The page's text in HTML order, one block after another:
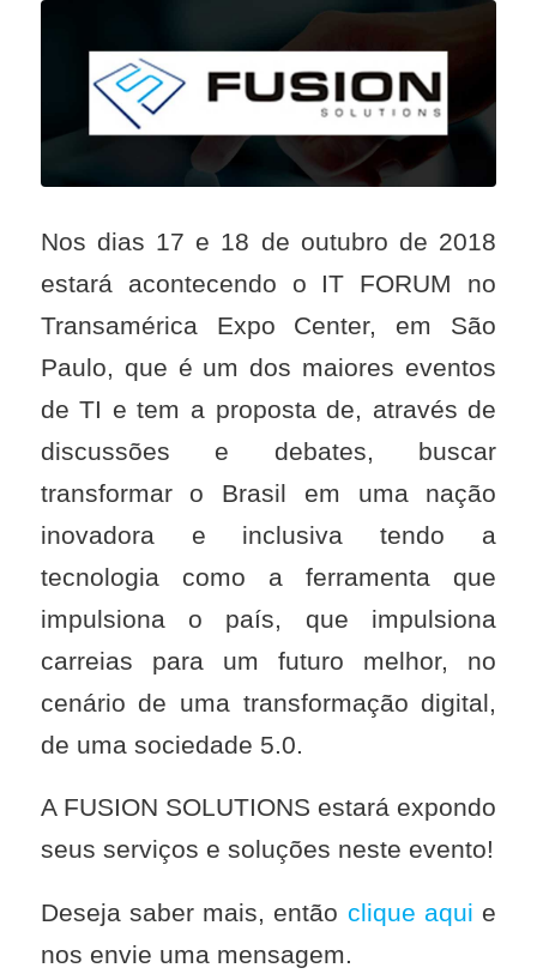
Nos dias 17 e 18 de outubro de 2018
estará acontecendo o IT FORUM no
Transamérica Expo Center, em São
Paulo, que é um dos maiores eventos
de TI e tem a proposta de, através de
discussões e debates, buscar
transformar o Brasil em uma nação
inovadora e inclusiva tendo a
tecnologia como a ferramenta que
impulsiona o país, que impulsiona
carreias para um futuro melhor, no
cenário de uma transformação digital,
de uma sociedade 5.0.
A FUSION SOLUTIONS estará expondo
seus serviços e soluções neste evento!
Deseja saber mais, então clique aqui e
nos envie uma mensagem.